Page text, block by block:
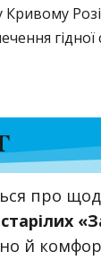
Кривому
гідної
про
й